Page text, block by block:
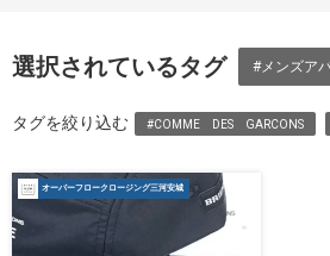
選択されているタグ #メンズア
タグを絞り込む #COMME DES GARCONS
オーバーフロークロージング三河安城